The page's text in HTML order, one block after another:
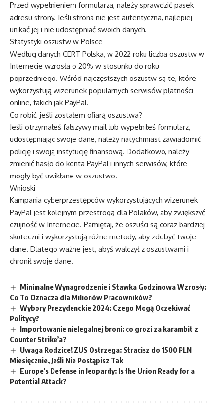
Przed wypełnieniem formularza, należy sprawdzić pasek
adresu strony. Jeśli strona nie jest autentyczna, najlepiej
unikać jej i nie udostępniać swoich danych.
Statystyki oszustw w Polsce
Według danych CERT Polska, w 2022 roku liczba oszustw w
Internecie wzrosła o 20% w stosunku do roku
poprzedniego. Wśród najczęstszych oszustw są te, które
wykorzystują wizerunek popularnych serwisów płatności
online, takich jak PayPal.
Co robić, jeśli zostałem ofiarą oszustwa?
Jeśli otrzymałeś fałszywy mail lub wypełniłeś formularz,
udostępniając swoje dane, należy natychmiast zawiadomić
policję i swoją instytucję finansową. Dodatkowo, należy
zmienić hasło do konta PayPal i innych serwisów, które
mogły być uwikłane w oszustwo.
Wnioski
Kampania cyberprzestępców wykorzystujących wizerunek
PayPal jest kolejnym przestrogą dla Polaków, aby zwiększyć
czujność w Internecie. Pamiętaj, że oszuści są coraz bardziej
skuteczni i wykorzystują różne metody, aby zdobyć twoje
dane. Dlatego ważne jest, abyś walczył z oszustwami i
chronił swoje dane.
Minimalne Wynagrodzenie i Stawka Godzinowa Wzrosły:
Co To Oznacza dla Milionów Pracowników?
Wybory Prezydenckie 2024: Czego Mogą Oczekiwać
Politycy?
Importowanie nielegalnej broni: co grozi za karambit z
Counter Strike’a?
Uwaga Rodzice! ZUS Ostrzega: Stracisz do 1500 PLN
Miesięcznie, Jeśli Nie Postąpisz Tak
Europe’s Defense in Jeopardy: Is the Union Ready for a
Potential Attack?